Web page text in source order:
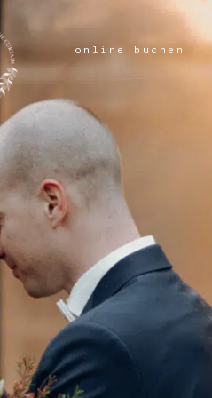
online buchen